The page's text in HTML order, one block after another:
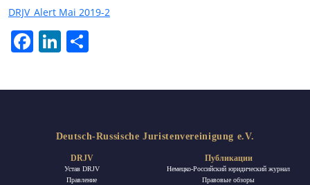
DRJV_Alert Mai 2019-2
FacebookLinkedIn
Deutsch-Russische Juristenvereinigung e.V.
DRJV
Устав DRJV
Правление
Публикации
Немецко-Российский юридический журнал
Правовые обзоры